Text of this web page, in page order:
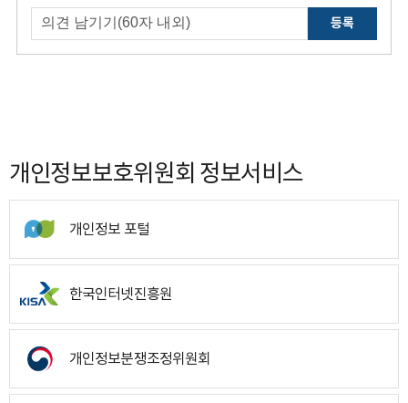
등록
개인정보보호위원회 정보서비스
개인정보 포털
한국인터넷진흥원
개인정보분쟁조정위원회